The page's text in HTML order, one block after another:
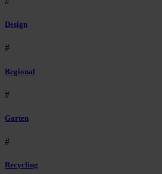
Design
#
Regional
#
Garten
#
Recycling